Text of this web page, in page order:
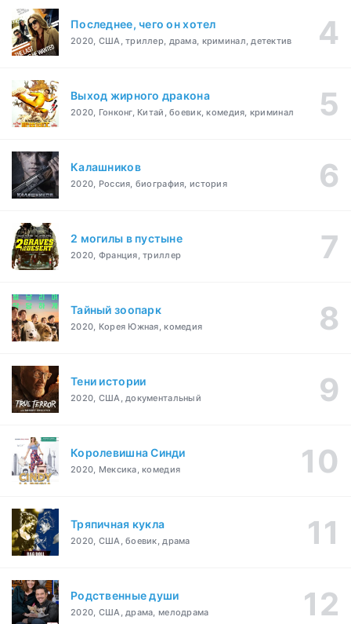
Последнее, чего он хотел
2020, США, триллер, драма, криминал, детектив
Выход жирного дракона
2020, Гонконг, Китай, боевик, комедия, криминал
Калашников
2020, Россия, биография, история
2 могилы в пустыне
2020, Франция, триллер
Тайный зоопарк
2020, Корея Южная, комедия
Тени истории
2020, США, документальный
Королевишна Синди
2020, Мексика, комедия
Тряпичная кукла
2020, США, боевик, драма
Родственные души
2020, США, драма, мелодрама